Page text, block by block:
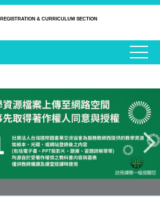
REGISTRATION & CURRICULUM SECTION